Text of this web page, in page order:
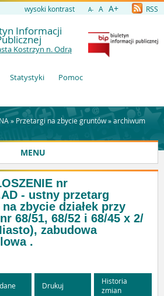
wysoki kontrast A- A A+ RSS
Informacji
Kostrzyn n. Odrą
Statystyki
Pomoc
» Przetargi na zbycie gruntów»archiwum
MENU
nr
- ustny przetarg
zbycie działek przy
68/51, 68/52 i 68/45 x 2/
zabudowa
.
Drukuj
Historia
zmian